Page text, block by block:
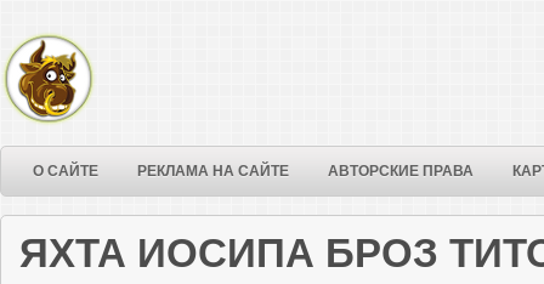
О САЙТЕ РЕКЛАМА НА САЙТЕ АВТОРСКИЕ ПРАВА
ЯХТА ИОСИПА БРОЗ